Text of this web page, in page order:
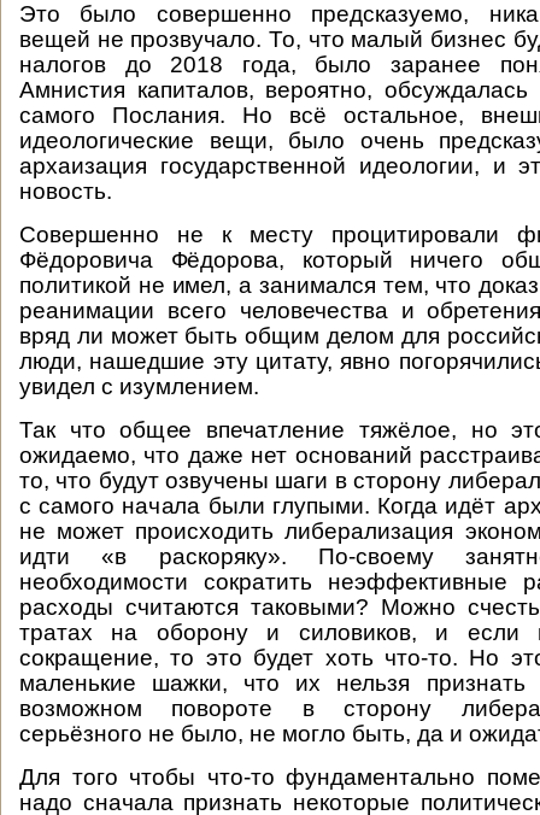
Это было совершенно предсказуемо,
вещей не прозвучало. То, что малый бизнес
налогов до 2018 года, было заранее
Амнистия капиталов, вероятно,
самого Послания. Но всё остальное,
идеологические вещи, было очень
архаизация государственной идеологии, и
новость.
Совершенно не к месту процитировали
Фёдоровича Фёдорова, который ничего
политикой не имел, а занимался тем, что
реанимации всего человечества и
вряд ли может быть общим делом для
люди, нашедшие эту цитату, явно
увидел с изумлением.
Так что общее впечатление тяжёлое, но
ожидаемо, что даже нет оснований
то, что будут озвучены шаги в сторону
с самого начала были глупыми. Когда идёт
не может происходить либерализация
идти «в раскоряку». По-своему
необходимости сократить неэффективные
расходы считаются таковыми? Можно
тратах на оборону и силовиков, и если
сокращение, то это будет хоть что-то. Но
маленькие шажки, что их нельзя
возможном повороте в сторону
серьёзного не было, не могло быть, да и
Для того чтобы что-то фундаментально
надо сначала признать некоторые